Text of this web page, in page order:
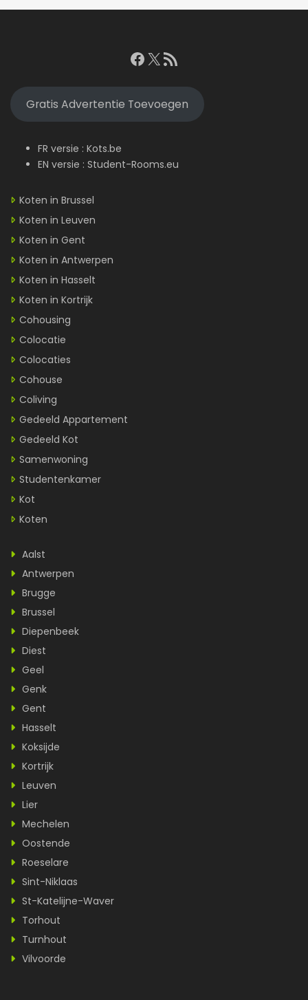
Facebook
X RSS feed
Gratis Advertentie Toevoegen
FR versie : Kots.be
EN versie : Student-Rooms.eu
Koten in Brussel
Koten in Leuven
Koten in Gent
Koten in Antwerpen
Koten in Hasselt
Koten in Kortrijk
Cohousing
Colocatie
Colocaties
Cohouse
Coliving
Gedeeld Appartement
Gedeeld Kot
Samenwoning
Studentenkamer
Kot
Koten
Aalst
Antwerpen
Brugge
Brussel
Diepenbeek
Diest
Geel
Genk
Gent
Hasselt
Koksijde
Kortrijk
Leuven
Lier
Mechelen
Oostende
Roeselare
Sint-Niklaas
St-Katelijne-Waver
Torhout
Turnhout
Vilvoorde